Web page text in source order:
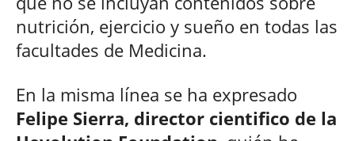
nutrición, ejercicio y sueño en todas las
facultades de Medicina.
En la misma línea se ha expresado
Felipe Sierra, director cientifico de la